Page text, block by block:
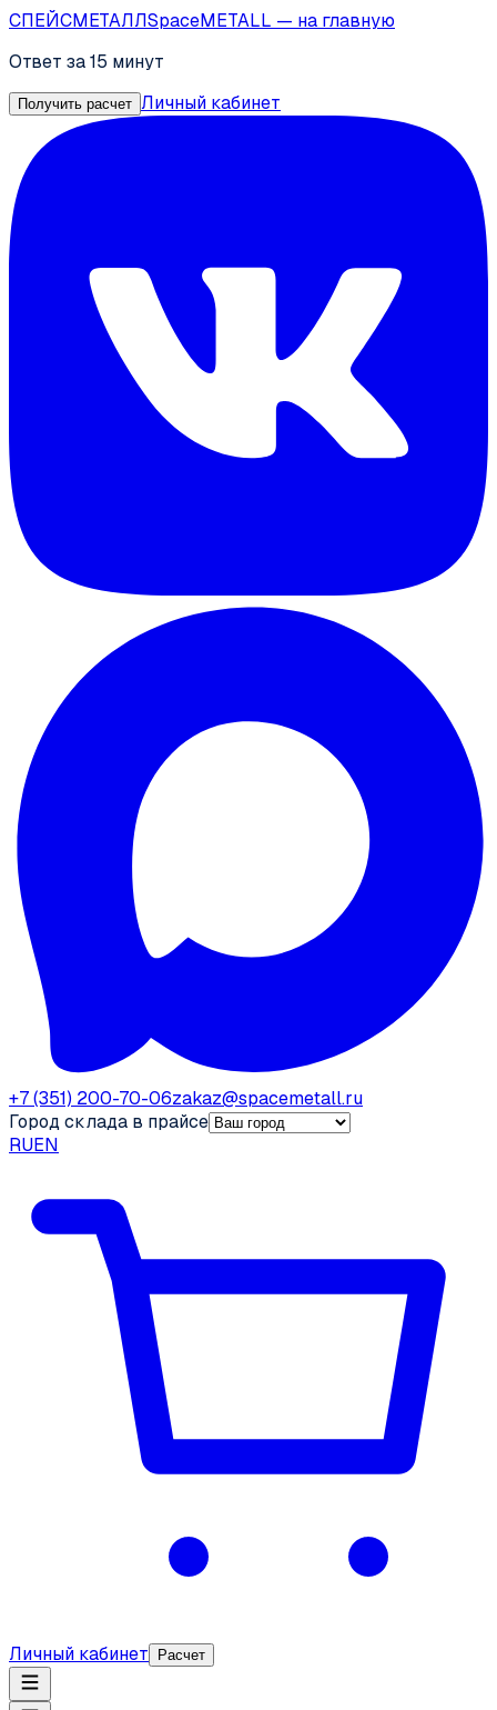
СПЕЙСМЕТАЛЛSpaceMETALL — на главную
Ответ за 15 минут
Получить расчет Личный кабинет
+7 (351) 200-70-06zakaz@spacemetall.ru
Город склада в прайсе
RUEN
Личный кабинет Расчет